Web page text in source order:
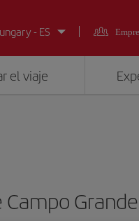
- ES
el viaje
Grande